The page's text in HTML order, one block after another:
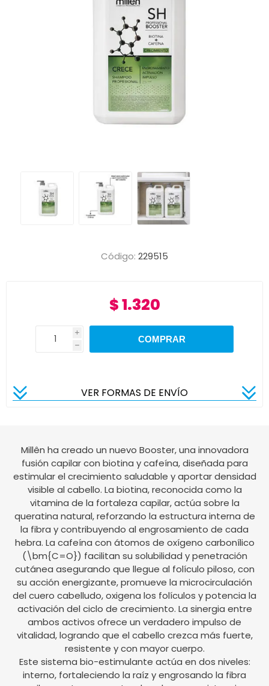
Código: 229515
$ 1.320
i
h
VER FORMAS DE ENVÍO
Millên ha creado un nuevo Booster, una innovadora
fusión capilar con biotina y cafeína, diseñada para
estimular el crecimiento saludable y aportar densidad
visible al cabello. La biotina, reconocida como la
vitamina de la fortaleza capilar, actúa sobre la
queratina natural, reforzando la estructura interna de
la fibra y contribuyendo al engrosamiento de cada
hebra. La cafeína con átomos de oxígeno carbonílico
(\bm{C=O}) facilitan su solubilidad y penetración
cutánea asegurando que llegue al folículo piloso, con
su acción energizante, promueve la microcirculación
del cuero cabelludo, oxigena los folículos y potencia la
activación del ciclo de crecimiento. La sinergia entre
ambos activos ofrece un verdadero impulso de
vitalidad, logrando que el cabello crezca más fuerte,
resistente y con mayor cuerpo.
Este sistema bio-estimulante actúa en dos niveles:
interno, fortaleciendo la raíz y engrosando la fibra